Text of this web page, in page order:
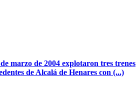
marzo de 2004 explotaron tres trenes
de Alcalá de Henares con (...)